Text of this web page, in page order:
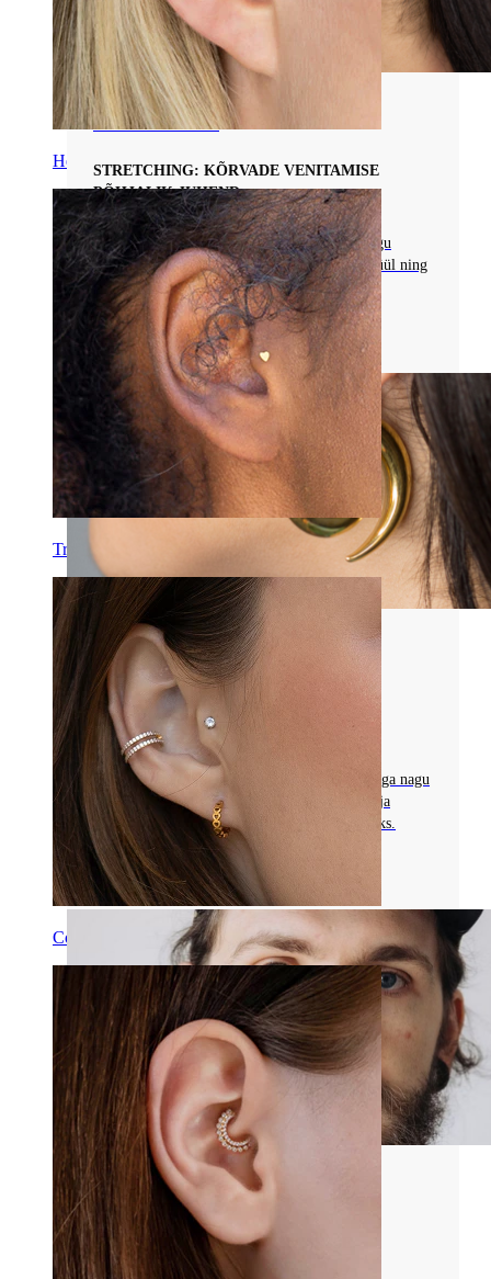
Helix
Tragus
Conch
Kõik Venitamisneetidest
STRETCHING: KÕRVADE VENITAMISE
PÕHJALIK JUHEND
Tutvu kõrva venitamisega: tehnikad, ehted nagu
plugid ja tunnelid, materjalid nagu puit ja akrüül ning
nõuanded venituste järelhoolduseks.
Loe rohkem
Kõik Venitamisneetidest
TAPERID: KEHANEETIDE OHUTU
VENITAMISE JUHEND
Tutvu koonusneetidega, sealhulgas materjalidega nagu
akrüül ja kirurgiline teras, venitamistehnikate ja
oluliste hooldusnippidega terveteks augustusteks.
Loe rohkem
Kõik Venitamisneetidest
PLUGID VENITATUD KÕRVADESSE:
MATERJALID JA STIILID